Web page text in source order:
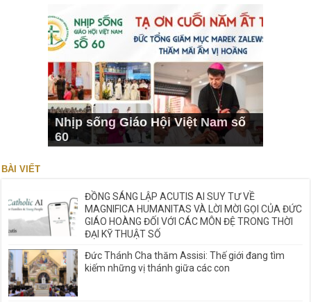
Nhịp sống Giáo Hội Việt Nam số
60
BÀI VIẾT
ĐỒNG SÁNG LẬP ACUTIS AI SUY TƯ VỀ
MAGNIFICA HUMANITAS VÀ LỜI MỜI GỌI CỦA ĐỨC
GIÁO HOÀNG ĐỐI VỚI CÁC MÔN ĐỆ TRONG THỜI
ĐẠI KỸ THUẬT SỐ
Đức Thánh Cha thăm Assisi: Thế giới đang tìm
kiếm những vị thánh giữa các con